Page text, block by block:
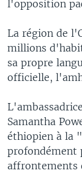
l'opposition
La région de
millions
sa propre
officielle,
Samantha
éthiopien à la
profondément
affrontements